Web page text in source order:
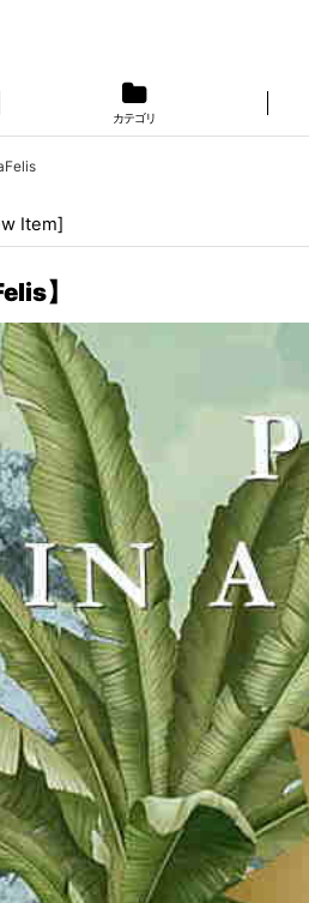
カテゴリ
Item]
】